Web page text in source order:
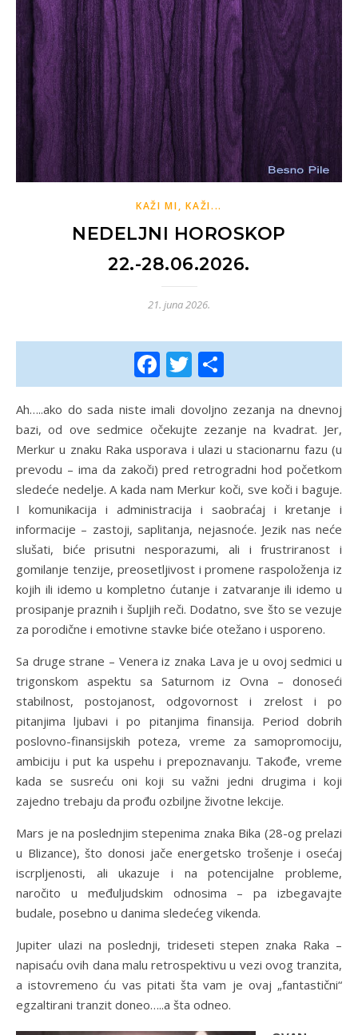
KAŽI MI, KAŽI...
NEDELJNI HOROSKOP
22.-28.06.2026.
21. juna 2026.
Facebook
Twitter
Ah…..ako do sada niste imali dovoljno zezanja na dnevnoj
bazi, od ove sedmice očekujte zezanje na kvadrat. Jer,
Merkur u znaku Raka usporava i ulazi u stacionarnu fazu (u
prevodu – ima da zakoči) pred retrogradni hod početkom
sledeće nedelje. A kada nam Merkur koči, sve koči i baguje.
I komunikacija i administracija i saobraćaj i kretanje i
informacije – zastoji, saplitanja, nejasnoće. Jezik nas neće
slušati, biće prisutni nesporazumi, ali i frustriranost i
gomilanje tenzije, preosetljivost i promene raspoloženja iz
kojih ili idemo u kompletno ćutanje i zatvaranje ili idemo u
prosipanje praznih i šupljih reči. Dodatno, sve što se vezuje
za porodične i emotivne stavke biće otežano i usporeno.
Sa druge strane – Venera iz znaka Lava je u ovoj sedmici u
trigonskom aspektu sa Saturnom iz Ovna – donoseći
stabilnost, postojanost, odgovornost i zrelost i po
pitanjima ljubavi i po pitanjima finansija. Period dobrih
poslovno-finansijskih poteza, vreme za samopromociju,
ambiciju i put ka uspehu i prepoznavanju. Takođe, vreme
kada se susreću oni koji su važni jedni drugima i koji
zajedno trebaju da prođu ozbiljne životne lekcije.
Mars je na poslednjim stepenima znaka Bika (28-og prelazi
u Blizance), što donosi jače energetsko trošenje i osećaj
iscrpljenosti, ali ukazuje i na potencijalne probleme,
naročito u međuljudskim odnosima – pa izbegavajte
budale, posebno u danima sledećeg vikenda.
Jupiter ulazi na poslednji, trideseti stepen znaka Raka –
napisaću ovih dana malu retrospektivu u vezi ovog tranzita,
a istovremeno ću vas pitati šta vam je ovaj „fantastični“
egzaltirani tranzit doneo…..a šta odneo.